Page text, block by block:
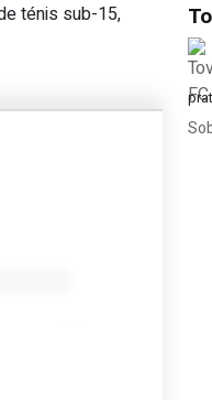
jogos
ténis sub-15,